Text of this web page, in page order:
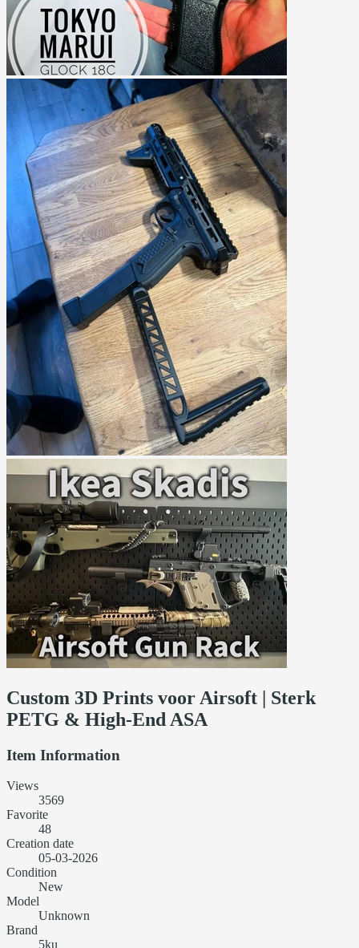
Custom 3D Prints voor Airsoft | Sterk
PETG & High-End ASA
Item Information
Views
3569
Favorite
48
Creation date
05-03-2026
Condition
New
Model
Unknown
Brand
5ku